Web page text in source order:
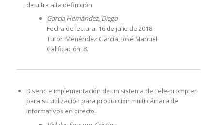
de ultra alta definición.
García Hernández, Diego
Fecha de lectura: 16 de julio de 2018.
Tutor: Menéndez García, José Manuel
Calificación: 8.
Diseño e implementación de un sistema de Tele-prompter
para su utilización para producción multi cámara de
informativos en directo.